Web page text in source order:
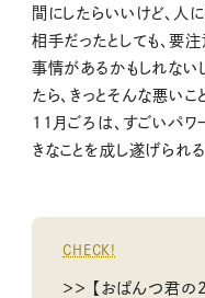
間にしたらいいけど、人
相手だったとしても、要
事情があるかもしれない
たら、きっとそんな悪いこ
11月ごろは、すごいパワ
きなことを成し遂げられ
CHECK!
＞＞ 【おぱんつ君